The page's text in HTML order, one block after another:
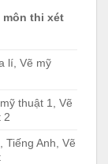
môn thi xét
lí, Vẽ mỹ
thuật 1, Vẽ
2
Tiếng Anh, Vẽ